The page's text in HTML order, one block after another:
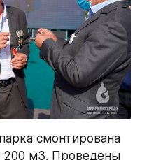
смонтирована
200 м3. Проведены